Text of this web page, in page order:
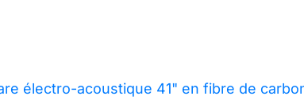
électro-acoustique 41" en fibre de